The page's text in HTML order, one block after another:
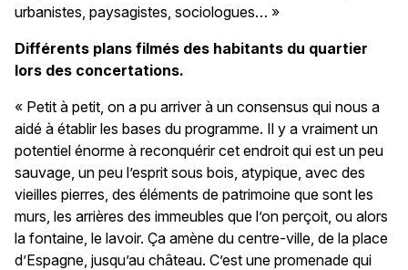
urbanistes, paysagistes, sociologues… »
Différents plans filmés des habitants du quartier
lors des concertations.
« Petit à petit, on a pu arriver à un consensus qui nous a
aidé à établir les bases du programme. Il y a vraiment un
potentiel énorme à reconquérir cet endroit qui est un peu
sauvage, un peu l’esprit sous bois, atypique, avec des
vieilles pierres, des éléments de patrimoine que sont les
murs, les arrières des immeubles que l’on perçoit, ou alors
la fontaine, le lavoir. Ça amène du centre-ville, de la place
d’Espagne, jusqu’au château. C’est une promenade qui